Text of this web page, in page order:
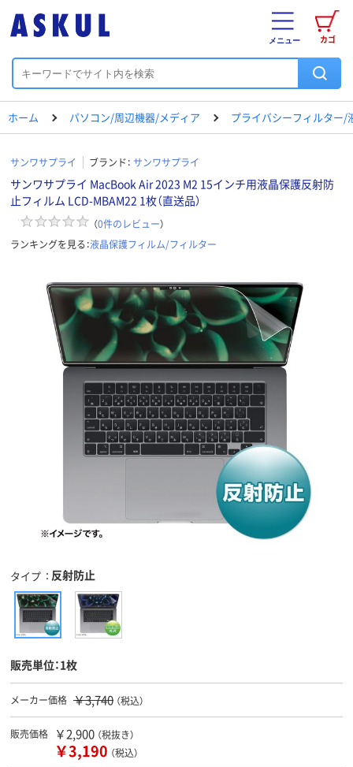
カゴ
メニュー
ホーム パソコン/周辺機器/メディア プライバシーフィルター/
サンワサプライ ブランド： サンワサプライ
サンワサプライ MacBook Air 2023 M2 15インチ用液晶保護反射防
止フィルム LCD-MBAM22 1枚（直送品）
（0件のレビュー）
ランキングを見る：液晶保護フィルム/フィルター
タイプ 反射防止
販売単位：1枚
メーカー価格 ￥3,740 （税込）
販売価格 ￥2,900 （税抜き）
￥3,190 （税込）